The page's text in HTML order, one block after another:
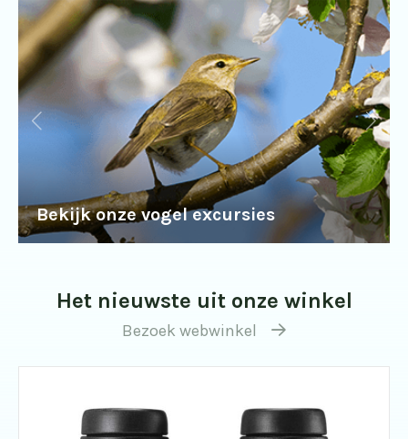
Bekijk onze vogel excursies
Het nieuwste uit onze winkel
Bezoek webwinkel